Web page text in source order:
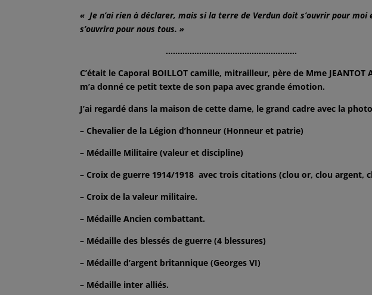
« Je n’ai rien à déclarer, mais si la terre de Verdun doit s’ouvrir pour
s’ouvrira pour nous tous. »
……………………………………………….
C’était le Caporal BOILLOT camille, mitrailleur, père de Mme
m’a donné ce petit texte de son papa avec grande émotion.
J’ai regardé dans la maison de cette dame, le grand cadre avec la
– Chevalier de la Légion d’honneur (Honneur et patrie)
– Médaille Militaire (valeur et discipline)
– Croix de guerre 1914/1918 avec trois citations (clou or, clou argent,
– Croix de la valeur militaire.
– Médaille Ancien combattant.
– Médaille des blessés de guerre (4 blessures)
– Médaille d’argent britannique (Georges VI)
– Médaille inter alliés.